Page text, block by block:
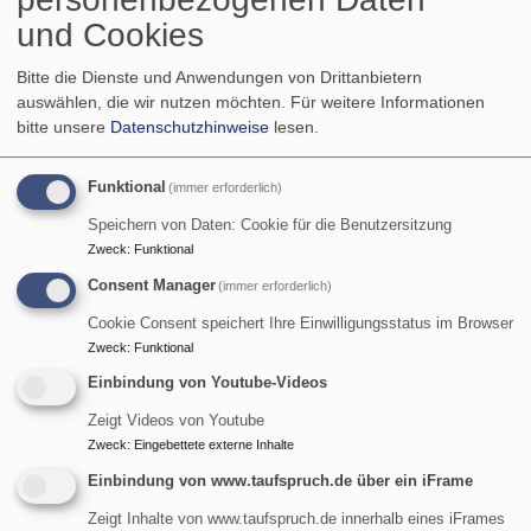
dieser Website Karten von OpenStreetmap eingebunden.
Geodaten sammelt und in einer Datenbank zur
allgemeinen Nutzung bereitstellt (Open Data). Diese
1JU, United Kingdom, für die OSM­Gemeinschaft betrieben.
Damit Ihnen die Karten angezeigt werden können, werden
Informationen über die Nutzung dieser Webseite
einschließlich Ihrer IP-Adresse an OpenStreetMap
weitergeleitet. Außerdem wird ein sogenanntes Session-
Cookie in Ihrem Computer gesetzt, das gelöscht wird,
Browser schließen. Wie OpenStreetMap Ihre Daten
speichert, erfahren Sie auf der
OpenStreetMap.
4. Analyse Tools
und Cookies
Bitte die Dienste und Anwendungen von Drittanbietern
auswählen, die wir nutzen möchten. Für weitere Informationen
bitte unsere Datenschutzhinweise lesen.
Funktional (immer erforderlich)
Speichern von Daten: Cookie für die Benutzersitzung
Zweck: Funktional
Consent Manager(immer erforderlich)
Cookie Consent speichert Ihre Einwilligungsstatus im Browser
Zweck: Funktional
Einbindung von Youtube-Videos
Zeigt Videos von Youtube
Zweck: Eingebettete externe Inhalte
Einbindung von www.taufspruch.de über ein iFrame
Zeigt Inhalte von www.taufspruch.de innerhalb eines iFrames